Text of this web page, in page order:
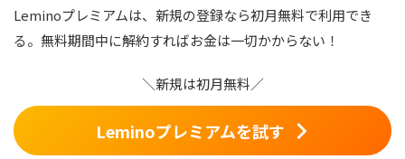
Leminoプレミアムは、新規の登録なら初月無料で利用でき
る。無料期間中に解約すればお金は一切かからない！
＼新規は初月無料／
Leminoプレミアムを試す